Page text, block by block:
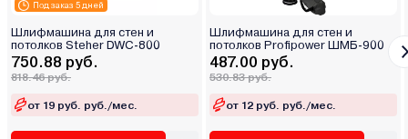
Под заказ 5 дней
Шлифмашина для стен и
потолков Steher DWC-800
750.88 руб.
818.46 руб.
от 19 руб. руб./мес.
Шлифмашина для стен и
потолков Profipower ШМБ-900
487.00 руб.
530.83 руб.
от 12 руб. руб./мес.